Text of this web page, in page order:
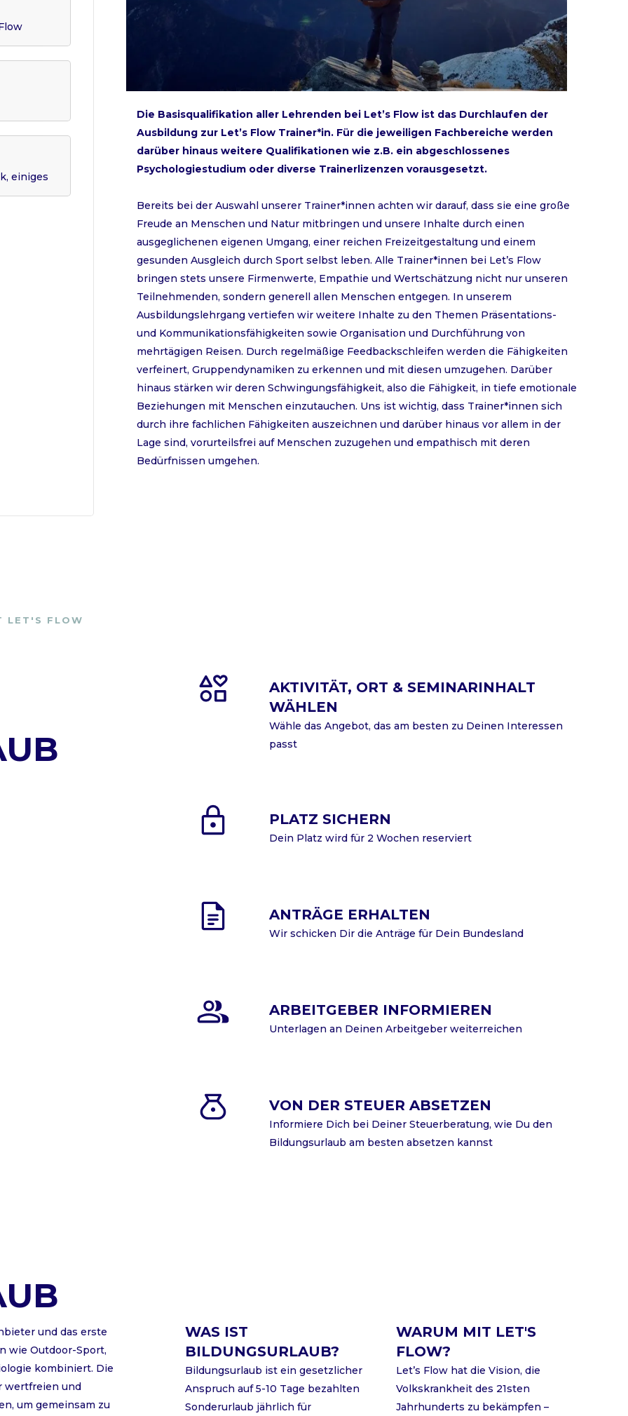
einiges
Die Basisqualifikation aller Lehrenden bei Let’s Flow ist das Durchlaufen der
Ausbildung zur Let’s Flow Trainer*in. Für die jeweiligen Fachbereiche werden
darüber hinaus weitere Qualifikationen wie z.B. ein abgeschlossenes
Psychologiestudium oder diverse Trainerlizenzen vorausgesetzt.
Bereits bei der Auswahl unserer Trainer*innen achten wir darauf, dass sie eine große
Freude an Menschen und Natur mitbringen und unsere Inhalte durch einen
ausgeglichenen eigenen Umgang, einer reichen Freizeitgestaltung und einem
gesunden Ausgleich durch Sport selbst leben. Alle Trainer*innen bei Let’s Flow
bringen stets unsere Firmenwerte, Empathie und Wertschätzung nicht nur unseren
Teilnehmenden, sondern generell allen Menschen entgegen. In unserem
Ausbildungslehrgang vertiefen wir weitere Inhalte zu den Themen Präsentations-
und Kommunikationsfähigkeiten sowie Organisation und Durchführung von
mehrtägigen Reisen. Durch regelmäßige Feedbackschleifen werden die Fähigkeiten
verfeinert, Gruppendynamiken zu erkennen und mit diesen umzugehen. Darüber
hinaus stärken wir deren Schwingungsfähigkeit, also die Fähigkeit, in tiefe emotionale
Beziehungen mit Menschen einzutauchen. Uns ist wichtig, dass Trainer*innen sich
durch ihre fachlichen Fähigkeiten auszeichnen und darüber hinaus vor allem in der
Lage sind, vorurteilsfrei auf Menschen zuzugehen und empathisch mit deren
Bedürfnissen umgehen.
LET'S FLOW
AKTIVITÄT, ORT & SEMINARINHALT
WÄHLEN
Wähle das Angebot, das am besten zu Deinen Interessen
passt
PLATZ SICHERN
Dein Platz wird für 2 Wochen reserviert
ANTRÄGE ERHALTEN
Wir schicken Dir die Anträge für Dein Bundesland
ARBEITGEBER INFORMIEREN
Unterlagen an Deinen Arbeitgeber weiterreichen
VON DER STEUER ABSETZEN
Informiere Dich bei Deiner Steuerberatung, wie Du den
Bildungsurlaub am besten absetzen kannst
und das erste
wie Outdoor-Sport,
kombiniert. Die
wertfreien und
um gemeinsam zu
WAS IST
BILDUNGSURLAUB?
Bildungsurlaub ist ein gesetzlicher
Anspruch auf 5-10 Tage bezahlten
Sonderurlaub jährlich für
WARUM MIT LET'S
FLOW?
Let’s Flow hat die Vision, die
Volkskrankheit des 21sten
Jahrhunderts zu bekämpfen –